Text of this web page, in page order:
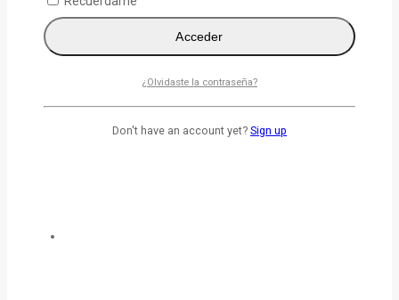
Acceder
¿Olvidaste la contraseña?
Don't have an account yet? Sign up